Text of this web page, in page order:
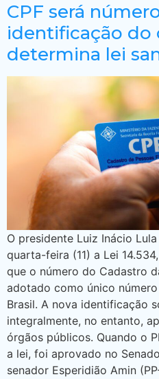
CPF será
identificação do
determina lei
O presidente Luiz Inácio
quarta-feira (11) a Lei
que o número do Cadastro
adotado como único
Brasil. A nova identificação
integralmente, no entanto,
órgãos públicos. Quando o
a lei, foi aprovado no
senador Esperidião Amin